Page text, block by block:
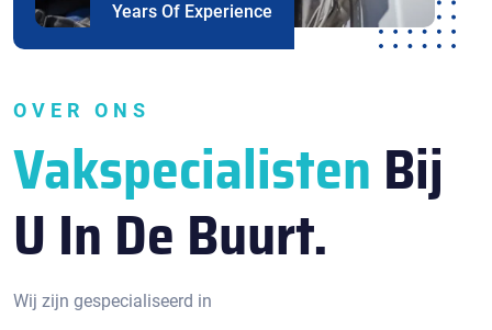
Years Of Experience
OVER ONS
Vakspecialisten Bij
U In De Buurt.
Wij zijn gespecialiseerd in